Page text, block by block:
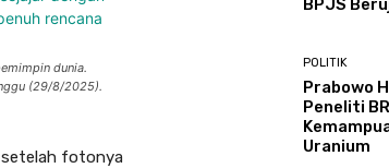
dunia.
(29/8/2025).
setelah fotonya
BPJS
POLITIK
Prabowo
Peneliti
Uranium